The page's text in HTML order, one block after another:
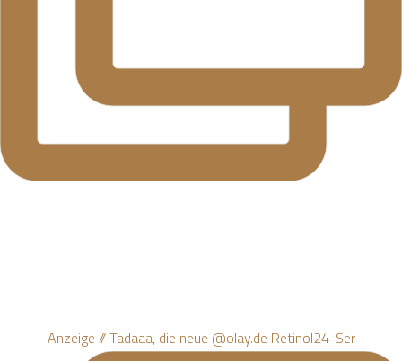
Anzeige // Tadaaa, die neue @olay.de Retinol24-Ser